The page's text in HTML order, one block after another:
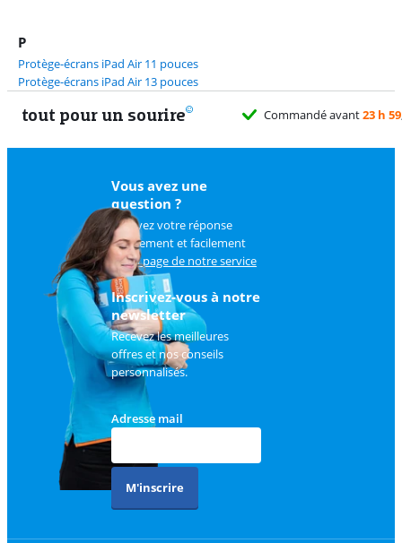
P
Protège-écrans iPad Air 11 pouces
Protège-écrans iPad Air 13 pouces
tout pour un sourire
Vous avez une
question ?
Trouvez votre réponse
rapidement et facilement
surla page de notre service
client.
Inscrivez-vous à notre
newsletter
Recevez les meilleures
offres et nos conseils
personnalisés.
Adresse mail
M'inscrire